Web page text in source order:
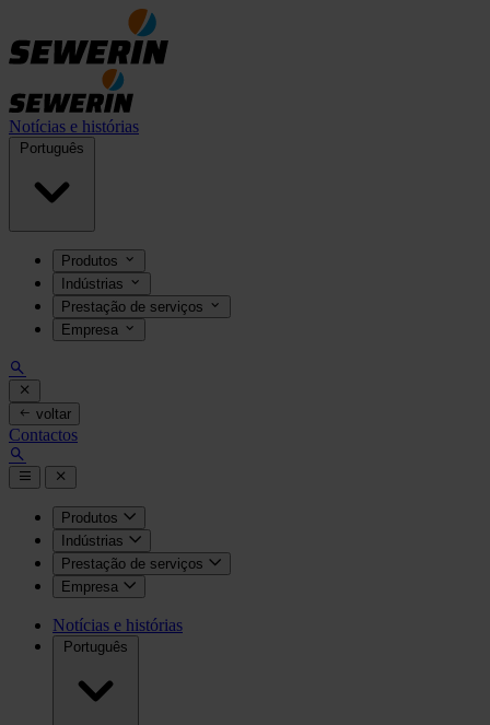
Notícias e histórias
Português
Produtos
Indústrias
Prestação de serviços
Empresa
voltar
Contactos
Produtos
Indústrias
Prestação de serviços
Empresa
Notícias e histórias
Português